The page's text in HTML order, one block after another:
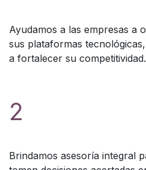
Ayudamos a las empresas a
sus plataformas
a fortalecer su competitividad.
2
Brindamos asesoría integral